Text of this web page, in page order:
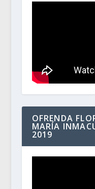
OFRENDA
MARÍA
2019